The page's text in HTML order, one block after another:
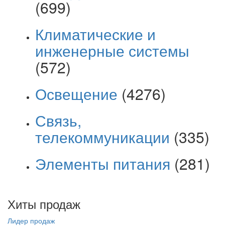
(699)
Климатические и
инженерные системы
(572)
Освещение (4276)
Связь,
телекоммуникации (335)
Элементы питания (281)
Хиты продаж
Лидер продаж